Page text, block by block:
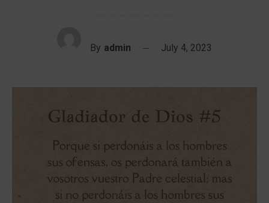
By admin July 4, 2023